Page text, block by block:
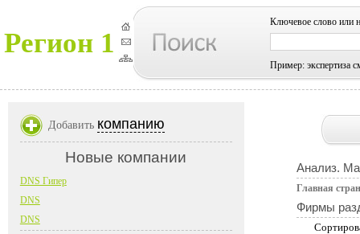
Регион 1
Ключевое слово или
Пример: экспертиза
Анализ.
Главная
Фирмы
Добавить компанию
Новые компании
DNS Гипер
DNS
DNS